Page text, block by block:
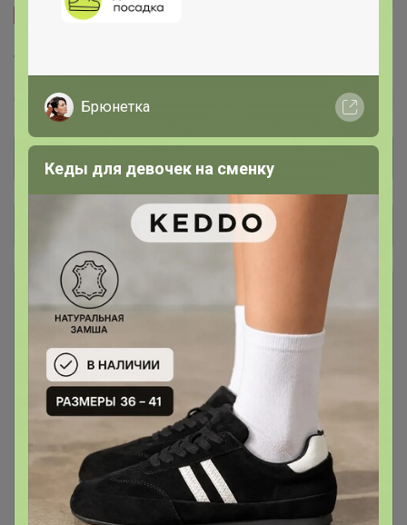
Общий каталог
.Коврики Травяные
Веники для бани Премиум, сбор
2025-2026
Для банщиков с особыми запросами, мы
сделали серию особых отборных веников с
полностью закрытыми ручками.
Веники для бани. Сбор 2025-
2026
27
Сайт закупки
Торговые марки
ДУБОВЫЙ ВЕНИК™
Брюнетка
Кеды для девочек на сменку